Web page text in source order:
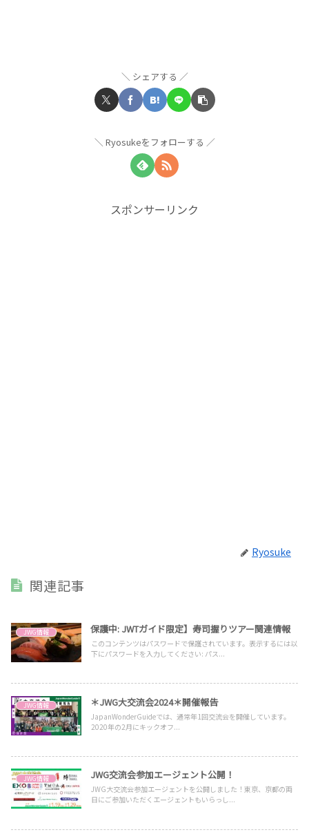
シェアする
Ryosukeをフォローする
スポンサーリンク
Ryosuke
関連記事
JWG情報 保護中: JWTガイド限定】寿司握りツアー関連情報
このコンテンツはパスワードで保護されています。表示するには以
下にパスワードを入力してください: パス...
JWG情報 ＊JWG大交流会2024＊開催報告
JapanWonderGuideでは、通常年1回交流会を開催しています。
2020年の2月にキックオフ...
JWG情報 JWG交流会参加エージェント公開！
JWG大交流会参加エージェントを公開しました！東京、京都の両
日にご参加いただくエージェントもいらっし...